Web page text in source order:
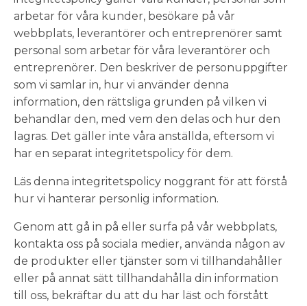
arbetar för våra kunder, besökare på vår
webbplats, leverantörer och entreprenörer samt
personal som arbetar för våra leverantörer och
entreprenörer. Den beskriver de personuppgifter
som vi samlar in, hur vi använder denna
information, den rättsliga grunden på vilken vi
behandlar den, med vem den delas och hur den
lagras. Det gäller inte våra anställda, eftersom vi
har en separat integritetspolicy för dem.
Läs denna integritetspolicy noggrant för att förstå
hur vi hanterar personlig information.
Genom att gå in på eller surfa på vår webbplats,
kontakta oss på sociala medier, använda någon av
de produkter eller tjänster som vi tillhandahåller
eller på annat sätt tillhandahålla din information
till oss, bekräftar du att du har läst och förstått